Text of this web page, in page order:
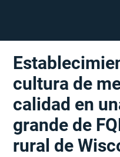
cultura de
calidad en
grande de
rural de